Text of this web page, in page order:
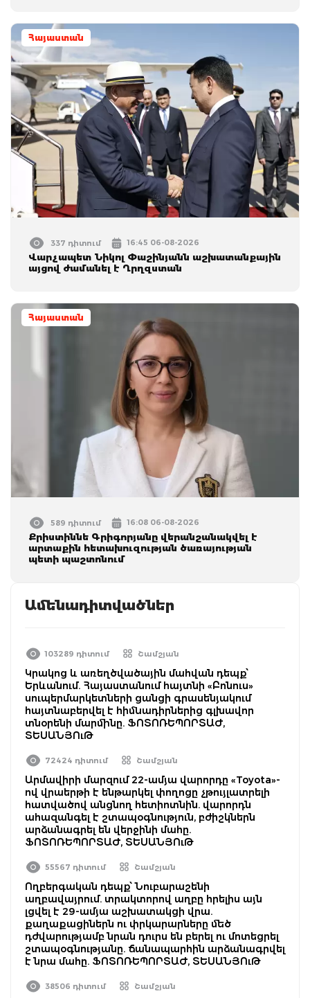
Հայաստան
337 դիտում 16:45 06-08-2026
Վարչապետ Նիկոլ Փաշինյանն աշխատանքային
այցով ժամանել է Ղրղզստան
Հայաստան
589 դիտում 16:08 06-08-2026
Քրիստիննե Գրիգորյանը վերանշանակվել է
արտաքին հետախուզության ծառայության
պետի պաշտոնում
Ամենադիտվածներ
103289 դիտում Շամշյան
Կրակոց և առեղծվածային մահվան դեպք՝
Երևանում. Հայաստանում հայտնի «Բոնուս»
սուպերմարկետների ցանցի գրասենյակում
հայտնաբերվել է հիմնադիրներից գլխավոր
տնօրենի մարմինը. ՖՈՏՈՌԵՊՈՐՏԱԺ,
ՏԵՍԱՆՅՈւԹ
72424 դիտում Շամշյան
Արմավիրի մարզում 22-ամյա վարորդը «Toyota»-
ով վրաերթի է ենթարկել փողոցը չթույլատրելի
հատվածով անցնող հետիոտնին. վարորդն
ահազանգել է շտապօգնություն, բժիշկներն
արձանագրել են վերջինի մահը.
ՖՈՏՈՌԵՊՈՐՏԱԺ, ՏԵՍԱՆՅՈւԹ
55567 դիտում Շամշյան
Ողբերգական դեպք՝ Նուբարաշենի
աղբավայրում. տրակտորով աղբը հրելիս այն
լցվել է 29-ամյա աշխատակցի վրա.
քաղաքացիներն ու փրկարարները մեծ
դժվարությամբ նրան դուրս են բերել ու մոտեցրել
շտապօգնությանը. ճանապարհին արձանագրվել
է նրա մահը. ՖՈՏՈՌԵՊՈՐՏԱԺ, ՏԵՍԱՆՅՈւԹ
38506 դիտում Շամշյան